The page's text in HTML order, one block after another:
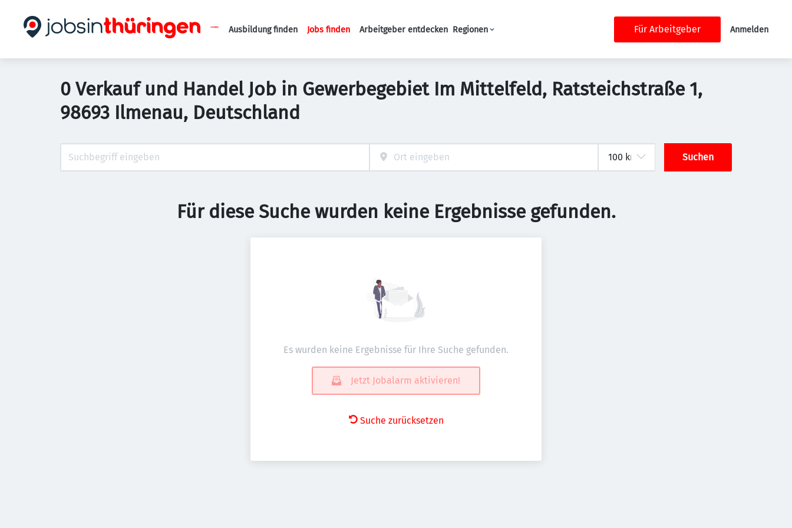
Haupt-Navigation
Ausbildung finden Jobs finden Arbeitgeber entdecken Regionen Für Arbeitgeber Anmelden
0 Verkauf und Handel Job in Gewerbegebiet Im Mittelfeld, Ratsteichstraße 1,
98693 Ilmenau, Deutschland
Suchen
Für diese Suche wurden keine Ergebnisse gefunden.
Es wurden keine Ergebnisse für Ihre Suche gefunden.
Jetzt Jobalarm aktivieren!
Suche zurücksetzen